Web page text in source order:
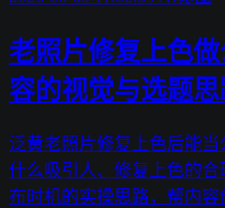
老照片修复上色
容的视觉与选题思
泛黄老照片修复上色后能
什么吸引人、修复上色的
布时机的实操思路，帮内容